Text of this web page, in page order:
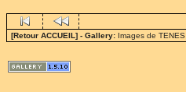
[Retour ACCUEIL] - Gallery: Images de TENES